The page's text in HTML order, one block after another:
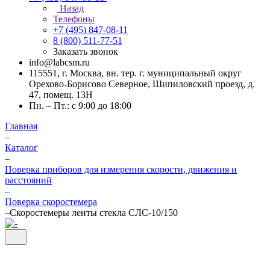
Назад
Телефоны
+7 (495) 847-08-11
8 (800) 511-77-51
Заказать звонок
info@labcsm.ru
115551, г. Москва, вн. тер. г. муниципальный округ
Орехово-Борисово Северное, Шипиловский проезд, д.
47, помещ. 13Н
Пн. – Пт.: с 9:00 до 18:00
Главная
–
Каталог
–
Поверка приборов для измерения скорости, движения и
расстояний
–
Поверка скоростемера
–Скоростемеры ленты стекла СЛС-10/150